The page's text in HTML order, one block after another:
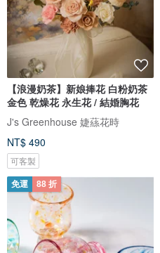
【浪漫奶茶】新娘捧花 白粉奶茶
金色 乾燥花 永生花 / 結婚胸花
J's Greenhouse 婕蕬花時
NT$ 490
可客製
免運 88 折